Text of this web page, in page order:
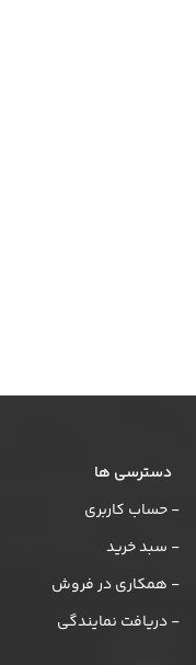
دسترسی ها
- حساب کاربری
- سبد خرید
- همکاری در فروش
- دریافت نمایندگی